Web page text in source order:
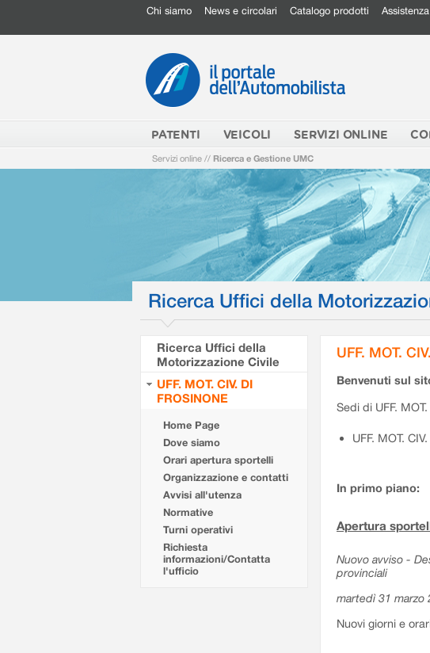
Chi siamo News e circolari Catalogo prodotti Assistenza
PATENTI VEICOLI SERVIZI ONLINE
Servizi online // Ricerca e Gestione UMC
Ricerca Uffici della
Ricerca Uffici della
Motorizzazione Civile
UFF. MOT. CIV. DI
FROSINONE
Home Page
Dove siamo
Orari apertura sportelli
Organizzazione e contatti
Avvisi all'utenza
Normative
Turni operativi
Richiesta
informazioni/Contatta
l'ufficio
UFF. MOT.
Benvenuti sul
Sedi di UFF.
UFF. MOT.
In primo piano:
Apertura
Nuovo avviso -
provinciali
martedì 31 marzo
Nuovi giorni e